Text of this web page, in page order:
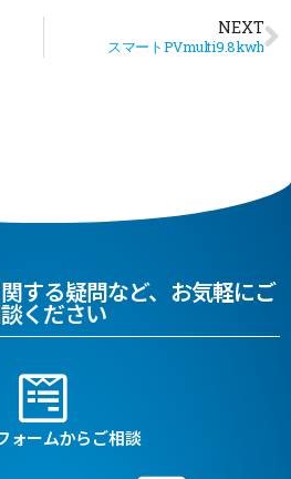
NEXT
スマートPVmulti9.8kwh
する疑問など、お気軽にご
ください
ォームからご相談